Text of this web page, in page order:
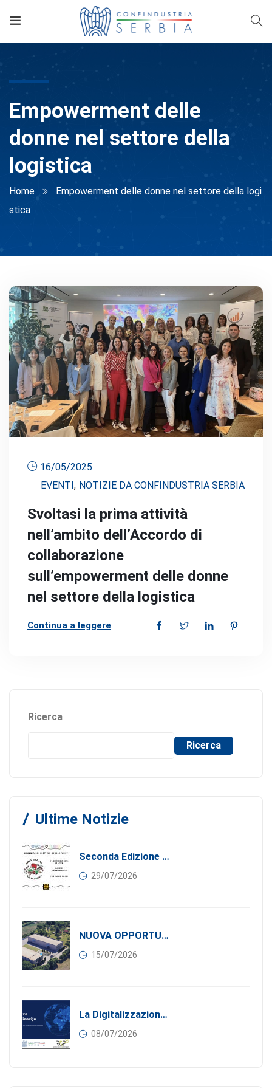
Empowerment delle
donne nel settore della
logistica
Home
Empowerment delle donne nel settore della logi
stica
16/05/2025
EVENTI , NOTIZIE DA CONFINDUSTRIA SERBIA
Svoltasi la prima attività
nell’ambito dell’Accordo di
collaborazione
sull’empowerment delle donne
nel settore della logistica
Continua a leggere
Ricerca
Ricerca
Ultime Notizie
Seconda Edizione Di MANGIA. DONA. AMA: Quando La Gastronomia Incontra La Solidarietà, 11 Settembre 2026
29/07/2026
NUOVA OPPORTUNITÀ DI BUSINESS PER I SOCI DI CONFINDUSTRIA SERBIA: Affitasi Un Moderno Capannone Industriale A Pančevo – 1.200 M² Nella Zona Industriale
15/07/2026
La Digitalizzazione Come Motore Dell’internazionalizzazione
08/07/2026